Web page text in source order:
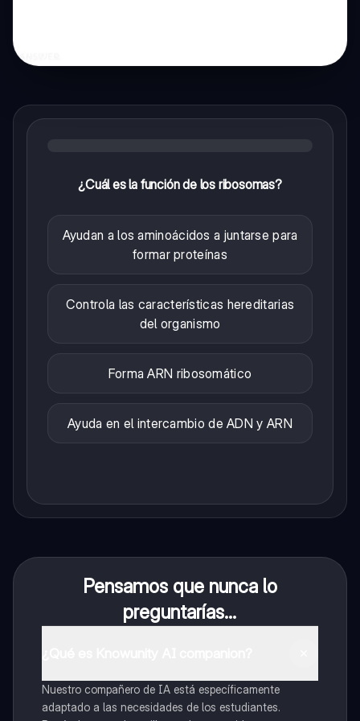
¿Cuál es la función de los ribosomas?
Ayudan a los aminoácidos a juntarse para
formar proteínas
Controla las características hereditarias
del organismo
Forma ARN ribosomático
Ayuda en el intercambio de ADN y ARN
Pensamos que nunca lo
preguntarías...
Nuestro compañero de IA está específicamente
adaptado a las necesidades de los estudiantes.